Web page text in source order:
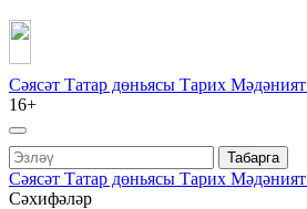
Сәясәт Татар дөньясы Тарих Мәдәният
16+
Табарга
Сәясәт Татар дөньясы Тарих Мәдәният
Сәхифәләр